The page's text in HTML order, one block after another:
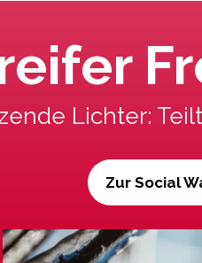
Lichter:
Zur Social